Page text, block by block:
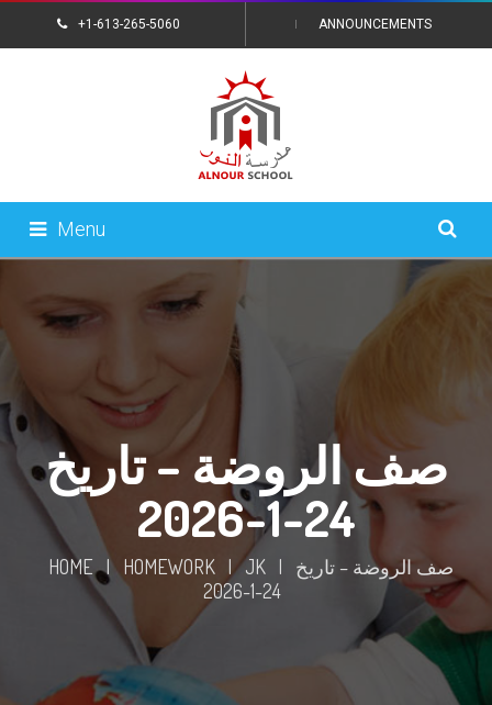
+1-613-265-5060 ANNOUNCEMENTS
Menu
صف الروضة – تاريخ
24-1-2026
HOME | HOMEWORK | JK |
صف الروضة – تاريخ
24-1-2026